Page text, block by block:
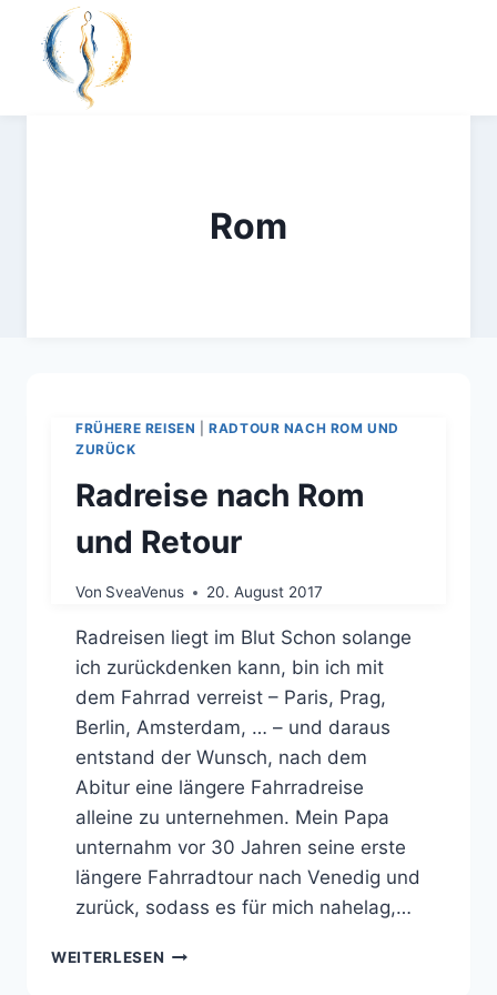
Inhalt
springen
Rom
FRÜHERE REISEN |RADTOUR NACH ROM UND
ZURÜCK
Radreise nach Rom
und Retour
Von SveaVenus 20. August 2017
Radreisen liegt im Blut Schon solange
ich zurückdenken kann, bin ich mit
dem Fahrrad verreist – Paris, Prag,
Berlin, Amsterdam, … – und daraus
entstand der Wunsch, nach dem
Abitur eine längere Fahrradreise
alleine zu unternehmen. Mein Papa
unternahm vor 30 Jahren seine erste
längere Fahrradtour nach Venedig und
zurück, sodass es für mich nahelag,…
WEITERLESEN RADREISE